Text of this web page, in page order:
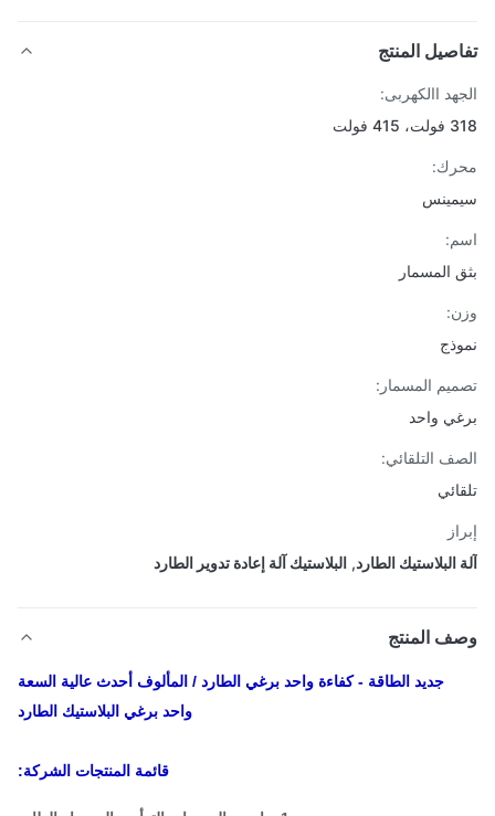
المنتج
االكهربى:
المسمار
المسمار:
واحد
التلقائي:
البلاستيك الطارد,البلاستيك آلة إعادة تدوير الطارد
المنتج
جديد الطاقة - كفاءة واحد برغي الطارد / المألوف أحدث عالية السعة
واحد برغي البلاستيك الطارد
قائمة المنتجات الشركة: